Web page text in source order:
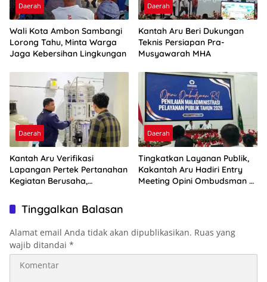
Daerah
Wali Kota Ambon Sambangi
Lorong Tahu, Minta Warga
Jaga Kebersihan Lingkungan
Daerah
Kantah Aru Beri Dukungan
Teknis Persiapan Pra-
Musyawarah MHA
Daerah
Kantah Aru Verifikasi
Lapangan Pertek Pertanahan
Kegiatan Berusaha,
Daerah
Tingkatkan Layanan Publik,
Kakantah Aru Hadiri Entry
Meeting Opini Ombudsman RI
Tinggalkan Balasan
Alamat email Anda tidak akan dipublikasikan. Ruas yang
wajib ditandai *